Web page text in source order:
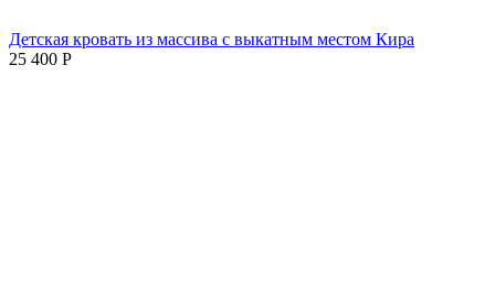
Детская кровать из массива с выкатным местом Кира
25 400 Р